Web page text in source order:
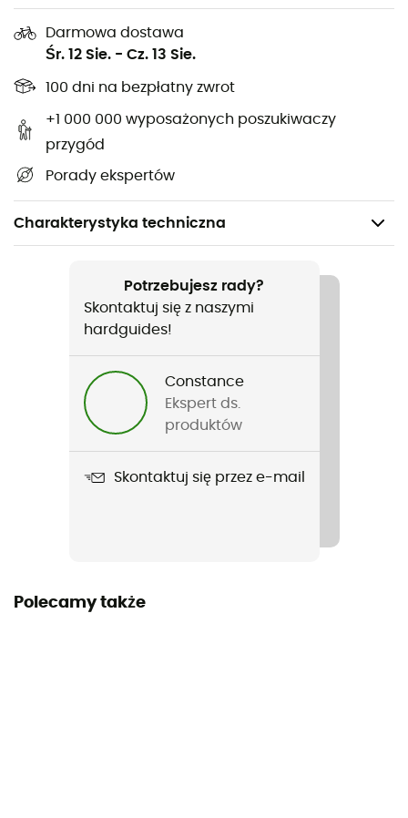
Darmowa dostawa
Śr. 12 Sie. - Cz. 13 Sie.
100 dni na bezpłatny zwrot
+1 000 000 wyposażonych poszukiwaczy
przygód
Porady ekspertów
Charakterystyka techniczna
Turystyka piesza / Trekking / Podróże / Alpinizm /
Nazwa produktu
Potrzebujesz rady?
Skontaktuj się z naszymi
hardguides!
Constance
Ekspert ds.
produktów
Skontaktuj się przez e-mail
Polecamy także